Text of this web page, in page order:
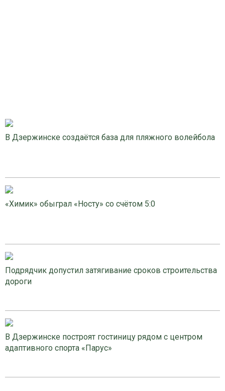
В Дзержинске создаётся база для пляжного волейбола
«Химик» обыграл «Носту» со счётом 5:0
Подрядчик допустил затягивание сроков строительства
дороги
В Дзержинске построят гостиницу рядом с центром
адаптивного спорта «Парус»